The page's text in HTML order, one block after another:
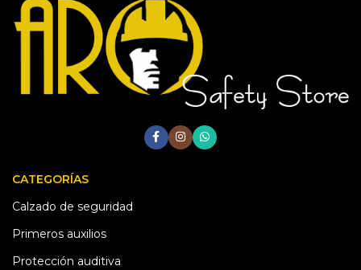
segura para mitigar los
impactos de los derrames
de aceites y combustibles
CATEGORÍAS
Calzado de seguridad
Primeros auxilios
Protección auditiva